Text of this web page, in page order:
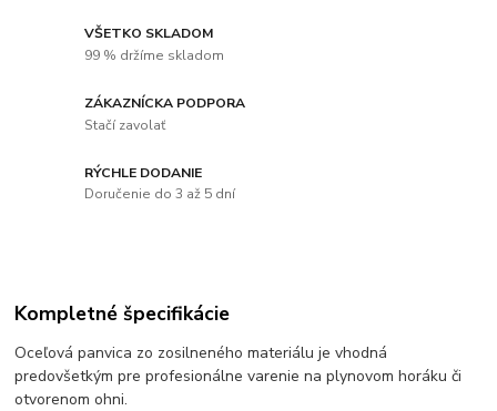
VŠETKO SKLADOM
99 % držíme skladom
ZÁKAZNÍCKA PODPORA
Stačí zavolať
RÝCHLE DODANIE
Doručenie do 3 až 5 dní
Kompletné špecifikácie
Oceľová panvica zo zosilneného materiálu je vhodná
predovšetkým pre profesionálne varenie na plynovom horáku či
otvorenom ohni.